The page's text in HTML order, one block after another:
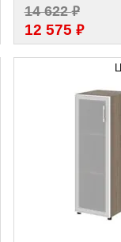
14 622₽
12 575 ₽